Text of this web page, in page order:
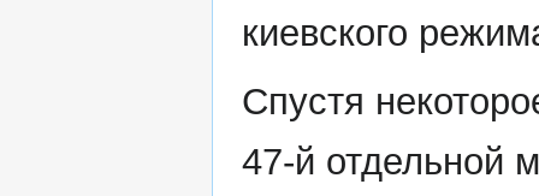
киевского
Спустя
47-й отдельной